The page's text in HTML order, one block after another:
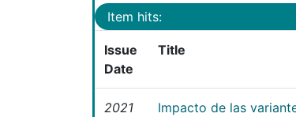
Item hits:
Issue
Date
Title
2021
Impacto de las